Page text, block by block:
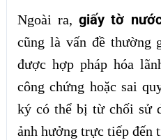
Ngoài ra,giấy tờ
cũng là vấn đề thường
được hợp pháp hóa
công chứng hoặc sai
ký có thể bị từ chối sử
ảnh hưởng trực tiếp đến